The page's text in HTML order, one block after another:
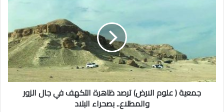
التكهف
جال
والمطلاع..
جمعية ( علوم الارض) ترصد ظاهرة التكهف في جال الزور
والمطلاع.. بصحراء البلاد